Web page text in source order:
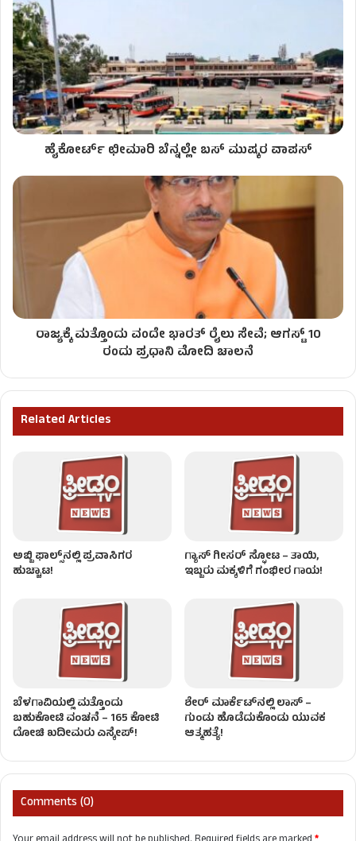
ಹೈಕೋರ್ಟ್ ಛೀಮಾರಿ ಬೆನ್ನಲ್ಲೇ ಬಸ್ ಮುಷ್ಕರ ವಾಪಸ್
ರಾಜ್ಯಕ್ಕೆ ಮತ್ತೊಂದು ವಂದೇ ಭಾರತ್​ ರೈಲು ಸೇವೆ; ಆಗಸ್ಟ್ 10
ರಂದು ಪ್ರಧಾನಿ ಮೋದಿ ಚಾಲನೆ
Related Articles
ಅಬ್ಬಿ ಫಾಲ್ಸ್​ನಲ್ಲಿ ಪ್ರವಾಸಿಗರ
ಹುಚ್ಚಾಟ!
ಗ್ಯಾಸ್ ಗೀಸರ್​​ ಸ್ಫೋಟ – ತಾಯಿ,
ಇಬ್ಬರು ಮಕ್ಕಳಿಗೆ ಗಂಭೀರ ಗಾಯ!
ಬೆಳಗಾವಿಯಲ್ಲಿ ಮತ್ತೊಂದು
ಬಹುಕೋಟಿ ವಂಚನೆ – 165 ಕೋಟಿ
ದೋಚಿ ಖದೀಮರು ಎಸ್ಕೇಪ್!
ಶೇರ್ ಮಾರ್ಕೆಟ್​ನಲ್ಲಿ ಲಾಸ್ –
ಗುಂಡು ಹೊಡೆದುಕೊಂಡು ಯುವಕ
ಆತ್ಮಹತ್ಯೆ!
Comments (0)